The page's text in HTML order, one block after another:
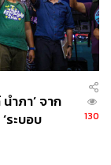
ำภา’ จาก
ระบอบ
130